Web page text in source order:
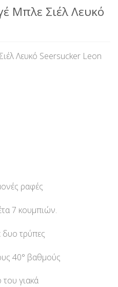
Μπλε Σιέλ Λευκό
Λευκό Seersucker Leon
ραφές
7 κουμπιών.
δυο τρύπες
40° βαθμούς
γιακά